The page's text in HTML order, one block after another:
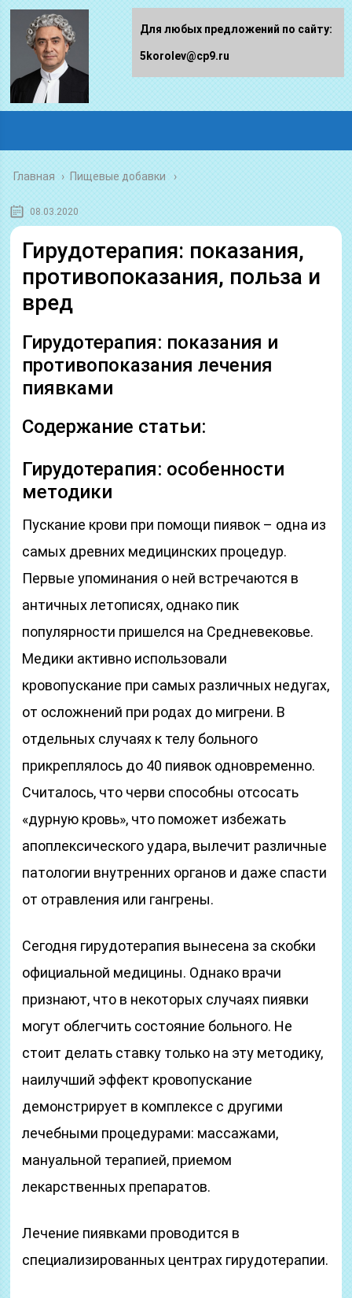
Главная › Пищевые добавки
08.03.2020
Гирудотерапия: показания,
противопоказания, польза и
вред
Гирудотерапия: показания и
противопоказания лечения
пиявками
Содержание статьи:
Гирудотерапия: особенности
методики
Пускание крови при помощи пиявок – одна из
самых древних медицинских процедур.
Первые упоминания о ней встречаются в
античных летописях, однако пик
популярности пришелся на Средневековье.
Медики активно использовали
кровопускание при самых различных недугах,
от осложнений при родах до мигрени. В
отдельных случаях к телу больного
прикреплялось до 40 пиявок одновременно.
Считалось, что черви способны отсосать
«дурную кровь», что поможет избежать
апоплексического удара, вылечит различные
патологии внутренних органов и даже спасти
от отравления или гангрены.
Сегодня гирудотерапия вынесена за скобки
официальной медицины. Однако врачи
признают, что в некоторых случаях пиявки
могут облегчить состояние больного. Не
стоит делать ставку только на эту методику,
наилучший эффект кровопускание
демонстрирует в комплексе с другими
лечебными процедурами: массажами,
мануальной терапией, приемом
лекарственных препаратов.
Лечение пиявками проводится в
специализированных центрах гирудотерапии.
Для любых предложений по сайту:
5korolev@cp9.ru